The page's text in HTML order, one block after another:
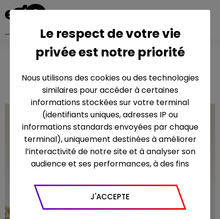
LE PACTE DE LA
TERRE
Le respect de votre vie
privée est notre priorité
Nous utilisons des cookies ou des technologies
similaires pour accéder à certaines
informations stockées sur votre terminal
(identifiants uniques, adresses IP ou
informations standards envoyées par chaque
terminal), uniquement destinées à améliorer
l’interactivité de notre site et à analyser son
audience et ses performances, à des fins
Google Analytics pour générer des rapports
sur le trafic (nombre de visites, temps passé
sur le site, nombre de pages vues en moyenne,
J'ACCEPTE